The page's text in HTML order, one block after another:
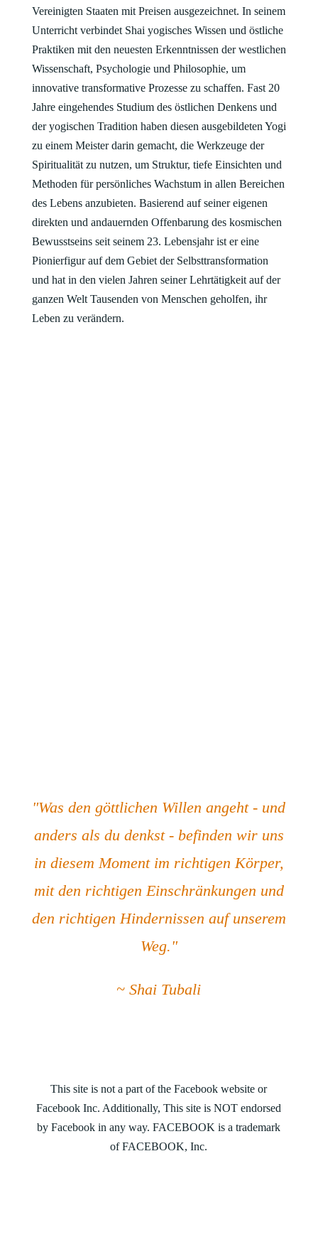
Vereinigten Staaten mit Preisen ausgezeichnet. In seinem
Unterricht verbindet Shai yogisches Wissen und östliche
Praktiken mit den neuesten Erkenntnissen der westlichen
Wissenschaft, Psychologie und Philosophie, um
innovative transformative Prozesse zu schaffen. Fast 20
Jahre eingehendes Studium des östlichen Denkens und
der yogischen Tradition haben diesen ausgebildeten Yogi
zu einem Meister darin gemacht, die Werkzeuge der
Spiritualität zu nutzen, um Struktur, tiefe Einsichten und
Methoden für persönliches Wachstum in allen Bereichen
des Lebens anzubieten. Basierend auf seiner eigenen
direkten und andauernden Offenbarung des kosmischen
Bewusstseins seit seinem 23. Lebensjahr ist er eine
Pionierfigur auf dem Gebiet der Selbsttransformation
und hat in den vielen Jahren seiner Lehrtätigkeit auf der
ganzen Welt Tausenden von Menschen geholfen, ihr
Leben zu verändern.
"Was den göttlichen Willen angeht - und
anders als du denkst - befinden wir uns
in diesem Moment im richtigen Körper,
mit den richtigen Einschränkungen und
den richtigen Hindernissen auf unserem
Weg."
~ Shai Tubali
This site is not a part of the Facebook website or
Facebook Inc. Additionally, This site is NOT endorsed
by Facebook in any way. FACEBOOK is a trademark
of FACEBOOK, Inc.